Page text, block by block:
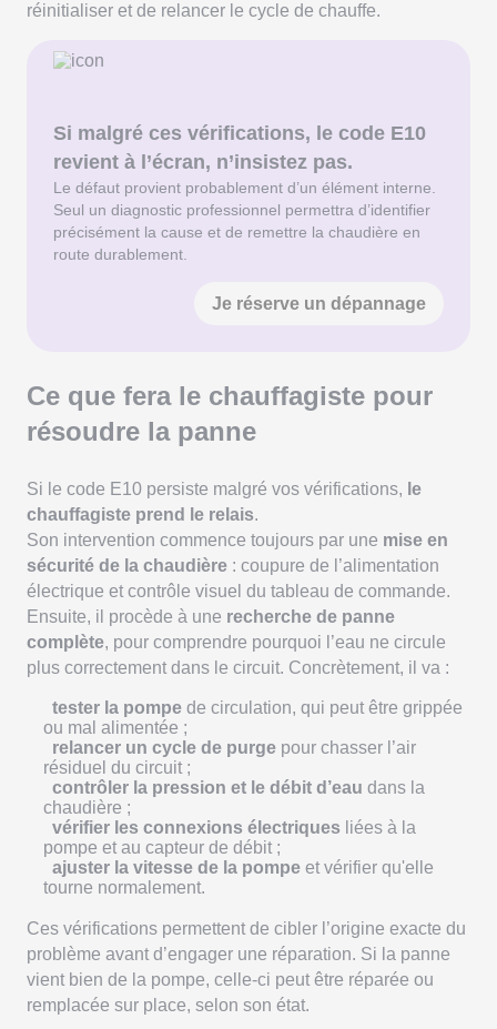
réinitialiser et de relancer le cycle de chauffe.
Si malgré ces vérifications, le code E10
revient à l’écran, n’insistez pas.
Le défaut provient probablement d’un élément interne.
Seul un diagnostic professionnel permettra d’identifier
précisément la cause et de remettre la chaudière en
route durablement.
Je réserve un dépannage
Ce que fera le chauffagiste pour
résoudre la panne
Si le code E10 persiste malgré vos vérifications, le
chauffagiste prend le relais.
Son intervention commence toujours par une mise en
sécurité de la chaudière : coupure de l’alimentation
électrique et contrôle visuel du tableau de commande.
Ensuite, il procède à une recherche de panne
complète, pour comprendre pourquoi l’eau ne circule
plus correctement dans le circuit. Concrètement, il va :
tester la pompe de circulation, qui peut être grippée
ou mal alimentée ;
relancer un cycle de purge pour chasser l’air
résiduel du circuit ;
contrôler la pression et le débit d’eau dans la
chaudière ;
vérifier les connexions électriques liées à la
pompe et au capteur de débit ;
ajuster la vitesse de la pompe et vérifier qu'elle
tourne normalement.
Ces vérifications permettent de cibler l’origine exacte du
problème avant d’engager une réparation. Si la panne
vient bien de la pompe, celle-ci peut être réparée ou
remplacée sur place, selon son état.